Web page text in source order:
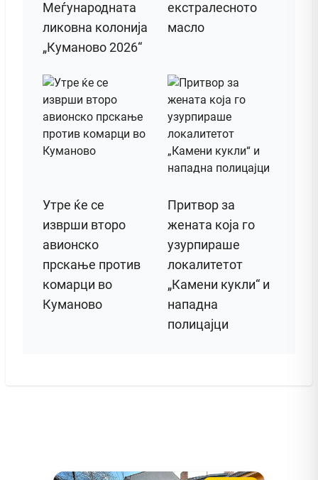
Меѓународната
ликовна колонија
„Куманово 2026“
екстралесното
масло
Утре ќе се
изврши второ
авионско
прскање против
комарци во
Куманово
Притвор за
жената која го
узурпираше
локалитетот
„Камени кукли“ и
нападна
полицајци